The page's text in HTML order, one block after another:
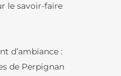
le savoir-faire
d’ambiance :
de Perpignan